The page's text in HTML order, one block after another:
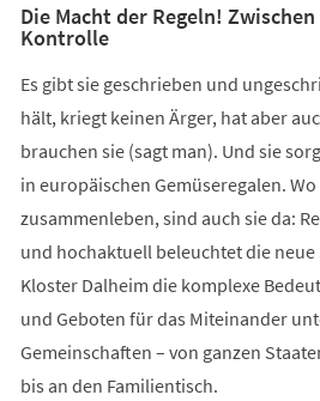
Die Macht der Regeln!
Kontrolle
Es gibt sie geschrieben und
hält, kriegt keinen Ärger, hat aber
brauchen sie (sagt man). Und sie
in europäischen Gemüseregalen.
zusammenleben, sind auch sie da:
und hochaktuell beleuchtet die
Kloster Dalheim die komplexe
und Geboten für das Miteinander
Gemeinschaften – von ganzen
bis an den Familientisch.